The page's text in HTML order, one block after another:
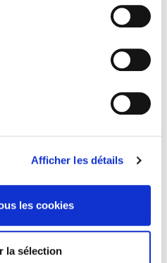
Afficher les détails
les cookies
la sélection